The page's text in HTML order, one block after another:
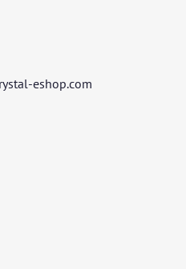
eshop.com